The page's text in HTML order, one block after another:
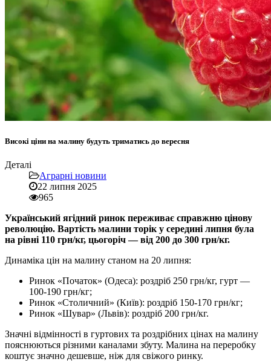
Високі ціни на малину будуть триматись до вересня
Деталі
Аграрні новини
22 липня 2025
965
Український ягідний ринок переживає справжню цінову
революцію. Вартість малини торік у середині липня була
на рівні 110 грн/кг, цьогоріч — від 200 до 300 грн/кг.
Динаміка цін на малину станом на 20 липня:
Ринок «Початок» (Одеса): роздріб 250 грн/кг, гурт —
100-190 грн/кг;
Ринок «Столичний» (Київ): роздріб 150-170 грн/кг;
Ринок «Шувар» (Львів): роздріб 200 грн/кг.
Значні відмінності в гуртових та роздрібних цінах на малину
пояснюються різними каналами збуту. Малина на переробку
коштує значно дешевше, ніж для свіжого ринку.